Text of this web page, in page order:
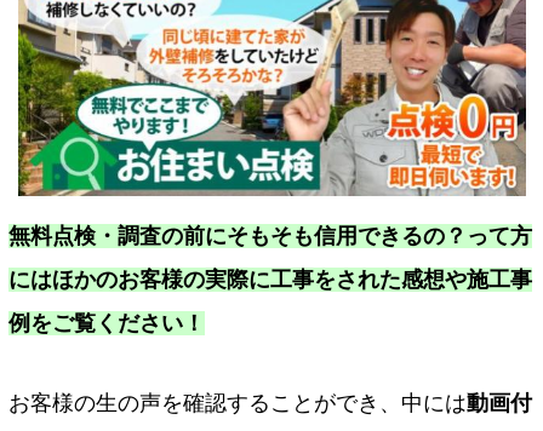
無料点検・調査の前にそもそも信用できるの？って方
にはほかのお客様の実際に工事をされた感想や施工事
例をご覧ください！
お客様の生の声を確認することができ、中には動画付